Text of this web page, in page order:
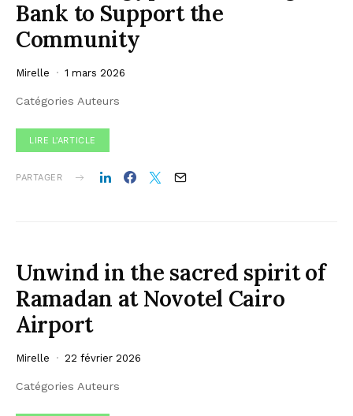
Bank to Support the
Community
Mirelle 1 mars 2026
Catégories Auteurs
LIRE L'ARTICLE
PARTAGER
Unwind in the sacred spirit of
Ramadan at Novotel Cairo
Airport
Mirelle 22 février 2026
Catégories Auteurs